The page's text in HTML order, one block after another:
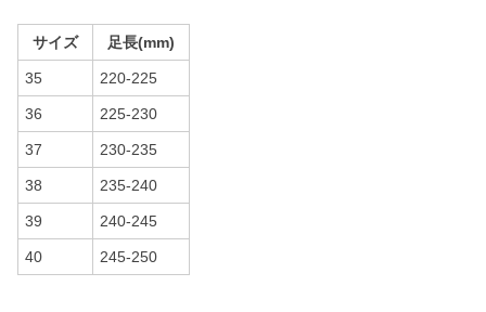
サイズ 足長(mm)
35 220-225
36 225-230
37 230-235
38 235-240
39 240-245
40 245-250